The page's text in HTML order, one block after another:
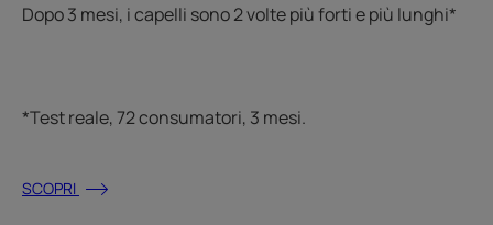
Dopo 3 mesi, i capelli sono 2 volte più forti e più lunghi*
*Test reale, 72 consumatori, 3 mesi.
SCOPRI